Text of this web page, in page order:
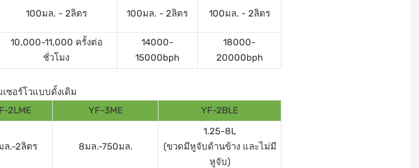
100มล. - 2ลิตร 100มล. - 2ลิตร 100มล. - 2ลิตร
10,000-11,000 ครั้งต่อ
ชั่วโมง
14000-
15000bph
18000-
20000bph
เซอร์โวแบบดั้งเดิม
2LME YF-3ME YF-2BLE
ล.-2ลิตร 8มล.-750มล.
1.25-8L
(ขวดมีหูจับด้านข้าง และไม่มี
หูจับ)